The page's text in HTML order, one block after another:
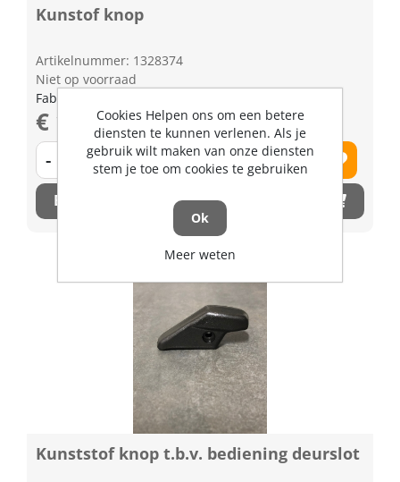
Kunstof knop
Artikelnummer: 1328374
Niet op voorraad
Fabrikant artikel nummer: T027085160
€ 1,91 excl. BTW
- +
Bestel nu!
Kunststof knop t.b.v. bediening deurslot
Cookies Helpen ons om een betere
diensten te kunnen verlenen. Als je
gebruik wilt maken van onze diensten
stem je toe om cookies te gebruiken
Ok
Meer weten